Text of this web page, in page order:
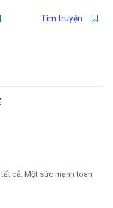
Tìm truyện
cả. Một sức mạnh toàn